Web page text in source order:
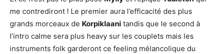
me contrediront ! Le premier aura l’efficacité des plus
grands morceaux de Korpiklaani tandis que le second à
l’intro calme sera plus heavy sur les couplets mais les
instruments folk garderont ce feeling mélancolique du